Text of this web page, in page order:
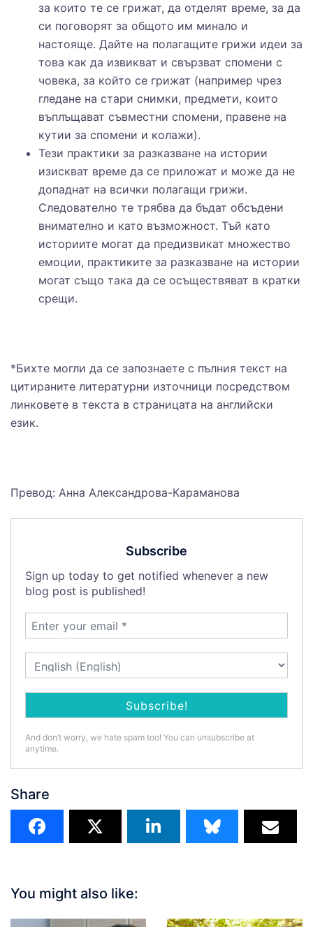
за които те се грижат, да отделят време, за да
си поговорят за общото им минало и
настояще. Дайте на полагащите грижи идеи за
това как да извикват и свързват спомени с
човека, за който се грижат (например чрез
гледане на стари снимки, предмети, които
въплъщават съвместни спомени, правене на
кутии за спомени и колажи).
Тези практики за разказване на истории
изискват време да се приложат и може да не
допаднат на всички полагащи грижи.
Следователно те трябва да бъдат обсъдени
внимателно и като възможност. Тъй като
историите могат да предизвикат множество
емоции, практиките за разказване на истории
могат също така да се осъществяват в кратки
срещи.
*Бихте могли да се запознаете с пълния текст на
цитираните литературни източници посредством
линковете в текста в страницата на английски
език.
Превод: Анна Александрова-Караманова
Subscribe
Sign up today to get notified whenever a new
blog post is published!
And don’t worry, we hate spam too! You can unsubscribe at
anytime.
Share
You might also like: